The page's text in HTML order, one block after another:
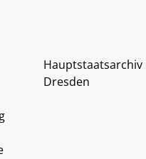
Hauptstaatsarchiv
Dresden